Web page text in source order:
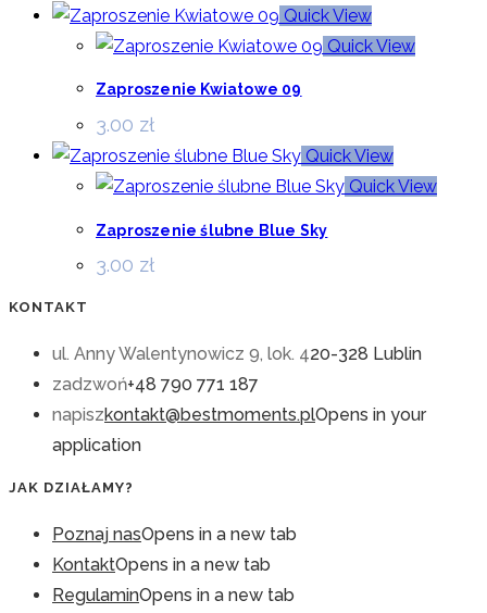
Quick View
Quick View
Zaproszenie Kwiatowe 09
3.00 zł
Quick View
Quick View
Zaproszenie ślubne Blue Sky
3.00 zł
KONTAKT
ul. Anny Walentynowicz 9, lok. 420-328 Lublin
zadzwoń+48 790 771 187
napiszkontakt@bestmoments.plOpens in your
application
JAK DZIAŁAMY?
Poznaj nasOpens in a new tab
KontaktOpens in a new tab
RegulaminOpens in a new tab